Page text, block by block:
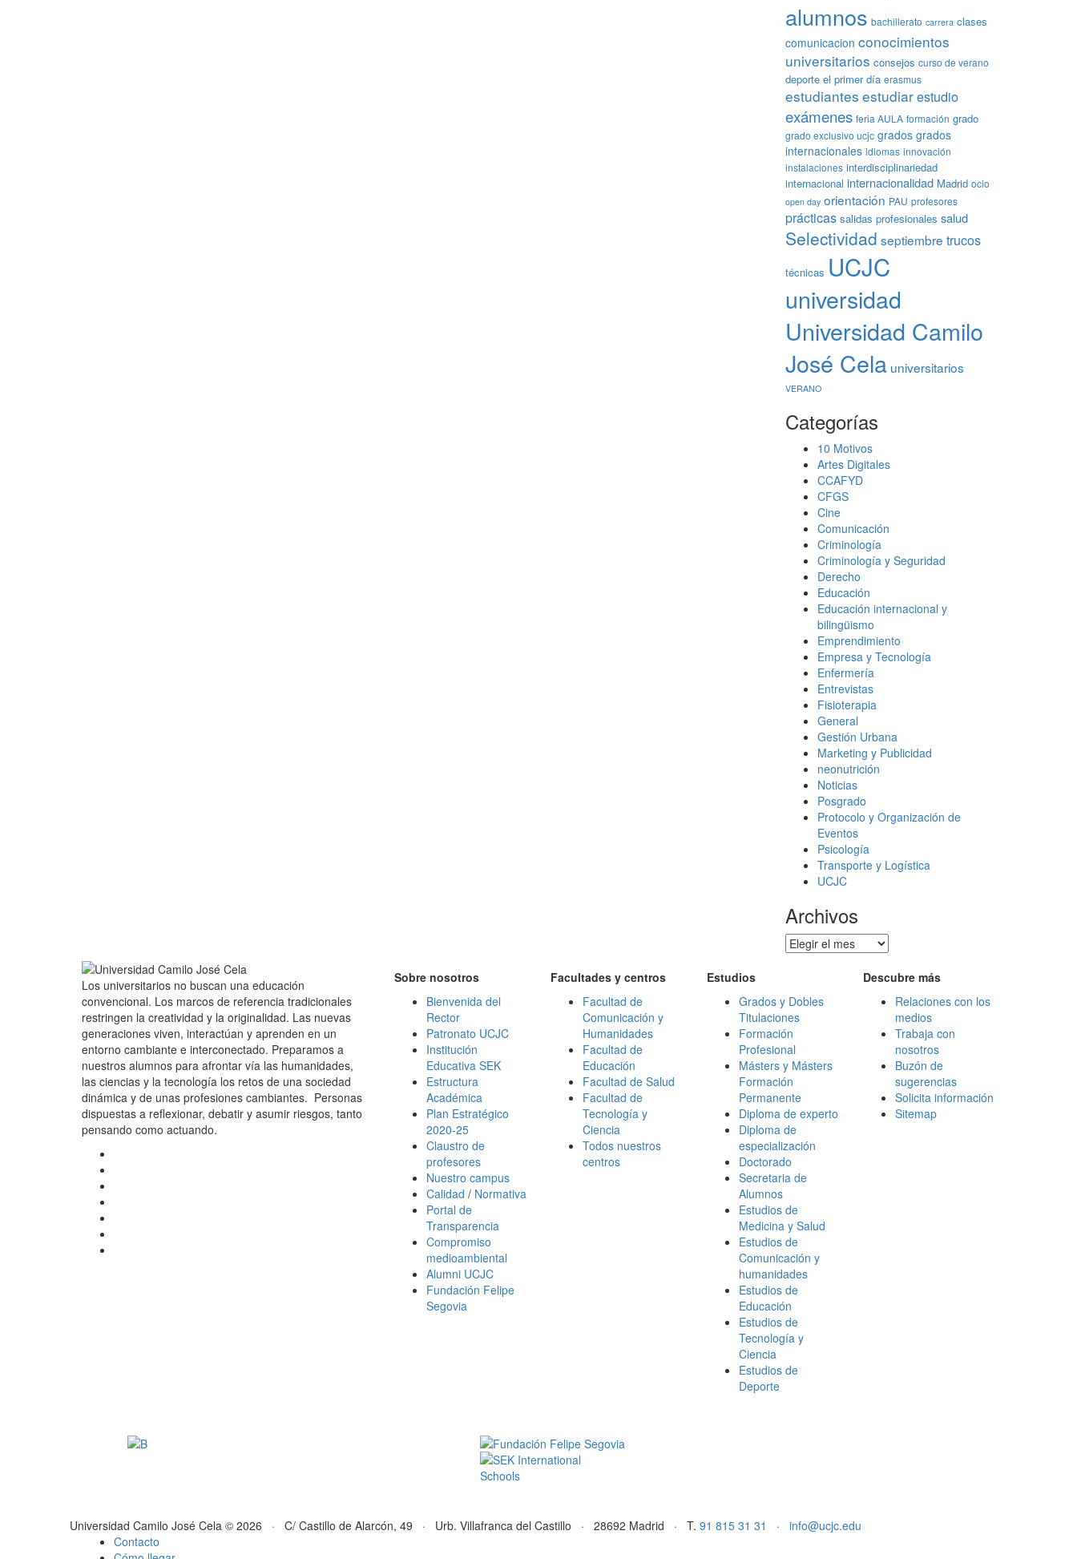
alumnos bachillerato carrera clases
comunicacion conocimientos
universitarios consejos curso de verano
deporte el primer día erasmus
estudiantes estudiarestudio
exámenes feria AULA formación grado
grado exclusivo ucjc grados grados
internacionales idiomas innovación
instalaciones interdisciplinariedad
internacional internacionalidad Madrid ocio
open day orientación PAU profesores
prácticas salidas profesionales salud
Selectividad septiembre trucos
técnicas UCJC
universidad
Universidad Camilo
José Cela universitarios
VERANO
Categorías
10 Motivos
Artes Digitales
CCAFYD
CFGS
Cine
Comunicación
Criminología
Criminología y Seguridad
Derecho
Educación
Educación internacional y
bilingüismo
Emprendimiento
Empresa y Tecnología
Enfermería
Entrevistas
Fisioterapia
General
Gestión Urbana
Marketing y Publicidad
neonutrición
Noticias
Posgrado
Protocolo y Organización de
Eventos
Psicología
Transporte y Logística
UCJC
Archivos
Archivos
Los universitarios no buscan una educación
convencional. Los marcos de referencia tradicionales
restringen la creatividad y la originalidad. Las nuevas
generaciones viven, interactúan y aprenden en un
entorno cambiante e interconectado. Preparamos a
nuestros alumnos para afrontar vía las humanidades,
las ciencias y la tecnología los retos de una sociedad
dinámica y de unas profesiones cambiantes. Personas
dispuestas a reflexionar, debatir y asumir riesgos, tanto
pensando como actuando.
Sobre nosotros
Bienvenida del
Rector
Patronato UCJC
Institución
Educativa SEK
Estructura
Académica
Plan Estratégico
2020-25
Claustro de
profesores
Nuestro campus
Calidad / Normativa
Portal de
Transparencia
Compromiso
medioambiental
Alumni UCJC
Fundación Felipe
Segovia
Facultades y centros
Facultad de
Comunicación y
Humanidades
Facultad de
Educación
Facultad de Salud
Facultad de
Tecnología y
Ciencia
Todos nuestros
centros
Estudios
Grados y Dobles
Titulaciones
Formación
Profesional
Másters y Másters
Formación
Permanente
Diploma de experto
Diploma de
especialización
Doctorado
Secretaria de
Alumnos
Estudios de
Medicina y Salud
Estudios de
Comunicación y
humanidades
Estudios de
Educación
Estudios de
Tecnología y
Ciencia
Estudios de
Deporte
Descubre más
Relaciones con los
medios
Trabaja con
nosotros
Buzón de
sugerencias
Solicita información
Sitemap
Universidad Camilo José Cela © 2026 · C/ Castillo de Alarcón, 49 · Urb. Villafranca del Castillo · 28692 Madrid · T. 91 815 31 31 · info@ucjc.edu
Contacto